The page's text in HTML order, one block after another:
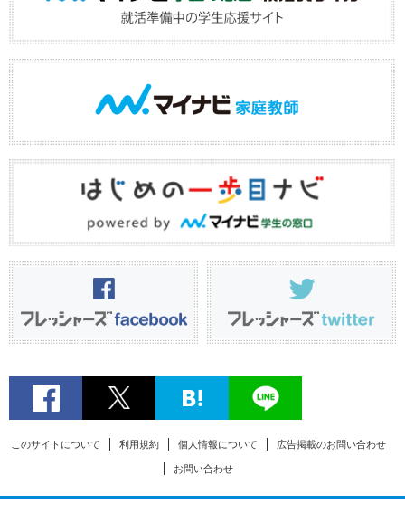
このサイトについて 利用規約 個人情報について 広告掲載のお問い合わせ
お問い合わせ